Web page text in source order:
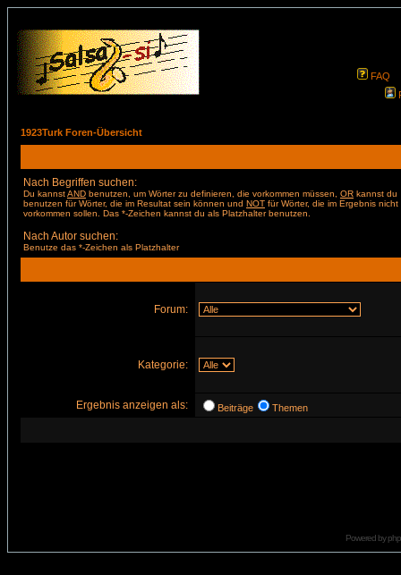
FAQ
1923Turk Foren-Übersicht
Nach Begriffen suchen:
Du kannstAND benutzen, um Wörter zu definieren, die vorkommen müssen, OR kannst du
benutzen für Wörter, die im Resultat sein können und NOT für Wörter, die im Ergebnis nicht
vorkommen sollen. Das *-Zeichen kannst du als Platzhalter benutzen.
Nach Autor suchen:
Benutze das *-Zeichen als Platzhalter
Forum:
Kategorie:
Ergebnis anzeigen als: Beiträge Themen
Powered by